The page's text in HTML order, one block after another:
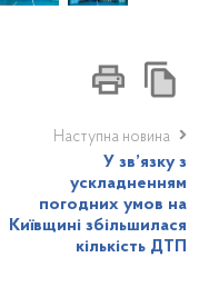
Наступна новина
У зв’язку з
ускладненням
погодних умов на
Київщині збільшилася
кількість ДТП